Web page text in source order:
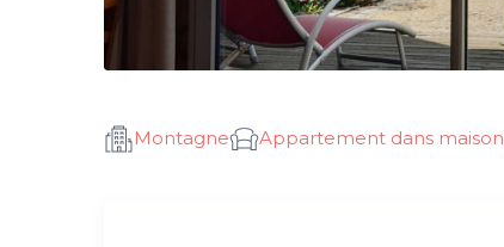
Montagne Appartement dans maison